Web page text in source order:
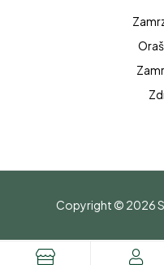
Copyright © 2026